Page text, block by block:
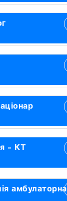
- КТ
амбулаторна